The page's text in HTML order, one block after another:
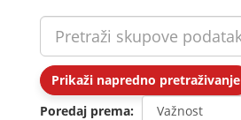
Prikaži napredno pretraživanje
Poredaj prema